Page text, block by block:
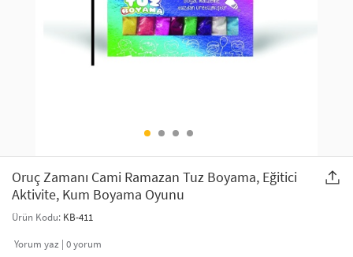
GELİN / DÜĞÜN AKSESUARLARI
ŞAL VE FULAR
ODA KOKUSU VE MUM
YILBAŞI ÜRÜNLERİ
Oruç Zamanı Cami Ramazan Tuz Boyama, Eğitici
Aktivite, Kum Boyama Oyunu
Ürün Kodu: KB-411
Yorum yaz | 0yorum